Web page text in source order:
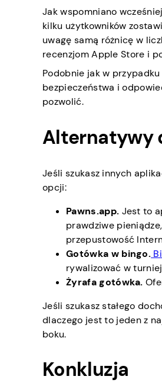
Jak wspomniano
kilku użytkowników
uwagę samą różnicę w
recenzjom Apple Store i
Podobnie jak w
bezpieczeństwa i
pozwolić.
Alternatywy
Jeśli szukasz innych
opcji:
Pawns.app. Jest to
prawdziwe
przepustowość
Gotówka w bingo.
rywalizować w
Żyrafa gotówka.
Jeśli szukasz stałego
dlaczego jest to jeden z
boku.
Konkluzja